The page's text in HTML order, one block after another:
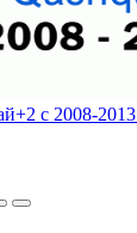
с 2008-2013